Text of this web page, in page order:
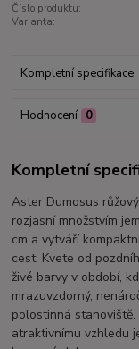
Číslo produktu:
Varianta:
Kompletní specifikace
Hodnocení 0
Kompletní
Aster Dumosus
rozjasní množstvím
cm a vytváří
cest. Kvete od
živé barvy v období,
mrazuvzdorný,
polostinná
atraktivnímu vzhledu